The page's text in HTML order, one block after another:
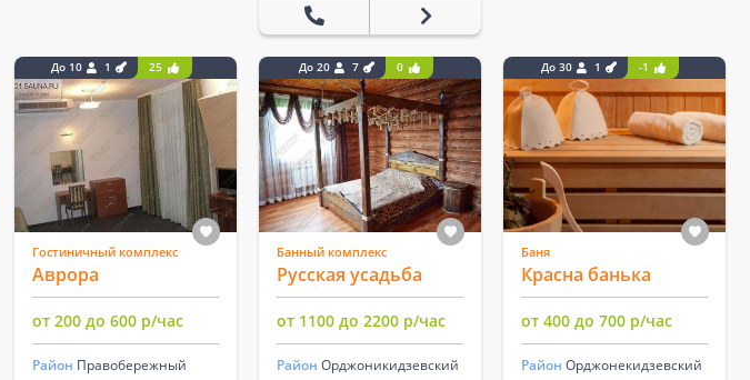
До 10 1 25
Гостиничный комплекс
Аврора
от 200 до 600 р/час
Район Правобережный
До 20 7 0
Банный комплекс
Русская усадьба
от 1100 до 2200 р/час
Район Орджоникидзевский
До 30 1 -1
Баня
Красна банька
от 400 до 700 р/час
Район Орджонекидзевский